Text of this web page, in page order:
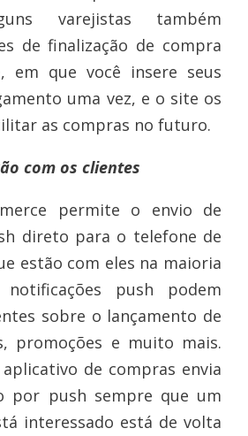
varejistas também
de finalização de compra
em que você insere seus
uma vez, e o site os
as compras no futuro.
com os clientes
permite o envio de
direto para o telefone de
estão com eles na maioria
push podem
sobre o lançamento de
promoções e muito mais.
de compras envia
por push sempre que um
interessado está de volta